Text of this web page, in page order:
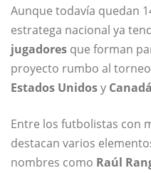
Aunque todavía quedan
estratega nacional ya
jugadores que forman
proyecto rumbo al
Estados Unidosy Canadá
Entre los futbolistas con
destacan varios
nombres como Raúl